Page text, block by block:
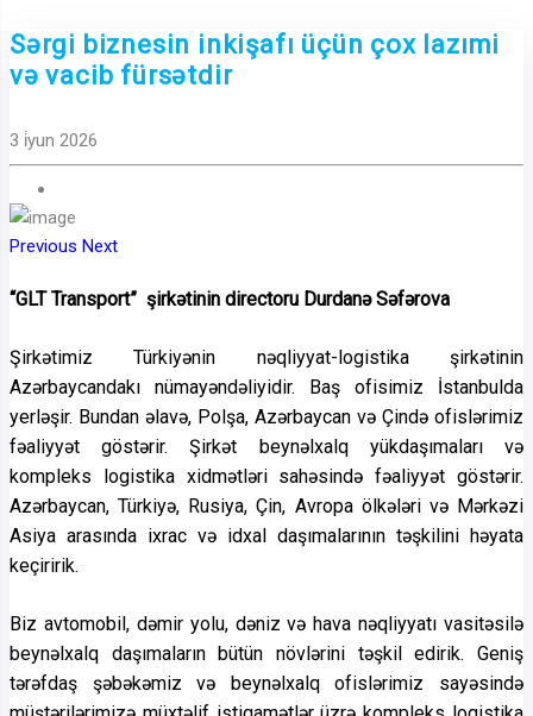
Sərgi biznesin inkişafı üçün çox lazımi
və vacib fürsətdir
3 i̇yun 2026
Previous Next
“GLT Transport” şirkətinin directoru Durdanə Səfərova
Şirkətimiz Türkiyənin nəqliyyat-logistika şirkətinin
Azərbaycandakı nümayəndəliyidir. Baş ofisimiz İstanbulda
yerləşir. Bundan əlavə, Polşa, Azərbaycan və Çində ofislərimiz
fəaliyyət göstərir. Şirkət beynəlxalq yükdaşımaları və
kompleks logistika xidmətləri sahəsində fəaliyyət göstərir.
Azərbaycan, Türkiyə, Rusiya, Çin, Avropa ölkələri və Mərkəzi
Asiya arasında ixrac və idxal daşımalarının təşkilini həyata
keçiririk.
Biz avtomobil, dəmir yolu, dəniz və hava nəqliyyatı vasitəsilə
beynəlxalq daşımaların bütün növlərini təşkil edirik. Geniş
tərəfdaş şəbəkəmiz və beynəlxalq ofislərimiz sayəsində